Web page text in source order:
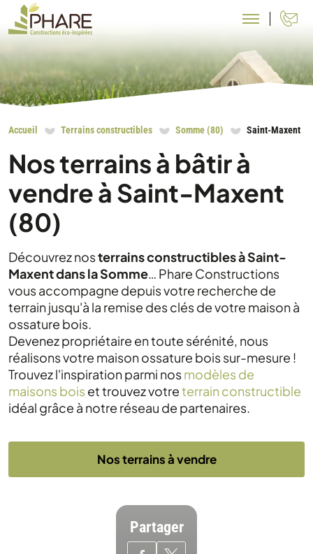
Accueil Terrains constructibles Somme (80) Saint-Maxent
Nos terrains à bâtir à
vendre à Saint-Maxent
(80)
Découvrez nosterrains constructibles à Saint-
Maxent dans la Somme… Phare Constructions
vous accompagne depuis votre recherche de
terrain jusqu'à la remise des clés de votre maison à
ossature bois.
Devenez propriétaire en toute sérénité, nous
réalisons votre maison ossature bois sur-mesure !
Trouvez l'inspiration parmi nosmodèles de
maisons bois et trouvez votreterrain constructible
idéal grâce à notre réseau de partenaires.
Nos terrains à vendre
Partager